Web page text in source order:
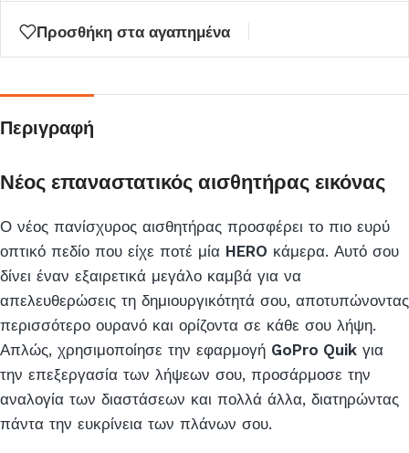
αναμονής
αυτό
προϊόν
Προσθήκη στα αγαπημένα
Περιγραφή
Νέος επαναστατικός αισθητήρας εικόνας
Ο νέος πανίσχυρος αισθητήρας προσφέρει το πιο ευρύ
οπτικό πεδίο που είχε ποτέ μία HERO κάμερα. Αυτό σου
δίνει έναν εξαιρετικά μεγάλο καμβά για να
απελευθερώσεις τη δημιουργικότητά σου, αποτυπώνοντας
περισσότερο ουρανό και ορίζοντα σε κάθε σου λήψη.
Απλώς, χρησιμοποίησε την εφαρμογή GoPro Quik για
την επεξεργασία των λήψεων σου, προσάρμοσε την
αναλογία των διαστάσεων και πολλά άλλα, διατηρώντας
πάντα την ευκρίνεια των πλάνων σου.